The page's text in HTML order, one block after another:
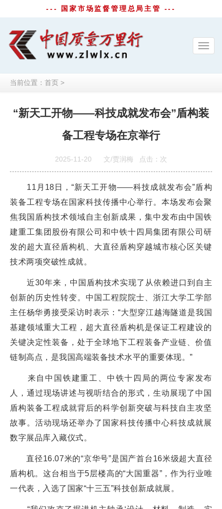
--- 国家市场监督管理总局主管 ---
当前位置： 首页 >
“新天工开物——科技成就发布会”盾构装
备工程专场在京举行
2025-11-20 文/贾润梅 点击： 次
11月18日，“新天工开物——科技成就发布会”盾构
装备工程专场在国家科技传播中心举行。本场发布会聚
焦我国盾构技术领域自主创新成果，集中发布由中国铁
建重工集团股份有限公司和中铁十四局集团有限公司研
发的超大直径盾构机、大直径盾构穿越城市核心区关键
技术两项突破性成就。
近30年来，中国盾构技术实现了从依赖进口到自主
创新的历史性转变。中国工程院院士、浙江大学工学部
主任杨华勇接受采访时表示：“大型穿江越海隧道是我国
基建领域重大工程，超大直径盾构机是保证工程建设的
关键决定性装备，处于全球地下工程装备产业链、价值
链制高点，是我国高端装备技术水平的重要体现。”
来自中国铁建重工、中铁十四局的两位专家发布
人，通过现场讲述与视听结合的形式，生动展现了中国
盾构装备工程成就背后的科学创新突破与科技自主攻坚
故事。活动现场还举办了国家科技传播中心科技成就展
数字展品库入藏仪式。
直径16.07米的“京华号”是国产首台16米级超大直径
盾构机。这台相当于5层楼高的“大国重器”，作为行业唯
一代表，入选了国家“十三五”科技创新成就展。